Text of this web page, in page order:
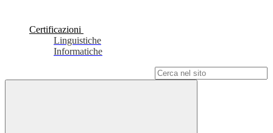
Certificazioni
Linguistiche
Informatiche